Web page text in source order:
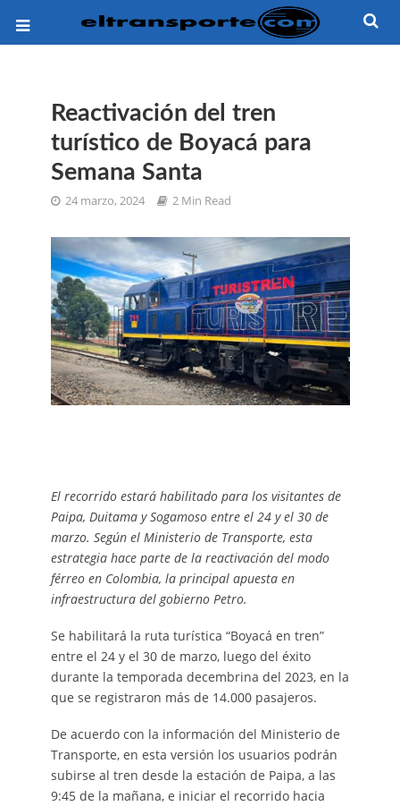
Reactivación del tren
turístico de Boyacá para
Semana Santa
24 marzo, 2024 2 Min Read
El recorrido estará habilitado para los visitantes de
Paipa, Duitama y Sogamoso entre el 24 y el 30 de
marzo. Según el Ministerio de Transporte, esta
estrategia hace parte de la reactivación del modo
férreo en Colombia, la principal apuesta en
infraestructura del gobierno Petro.
Se habilitará la ruta turística “Boyacá en tren”
entre el 24 y el 30 de marzo, luego del éxito
durante la temporada decembrina del 2023, en la
que se registraron más de 14.000 pasajeros.
De acuerdo con la información del Ministerio de
Transporte, en esta versión los usuarios podrán
subirse al tren desde la estación de Paipa, a las
9:45 de la mañana, e iniciar el recorrido hacia